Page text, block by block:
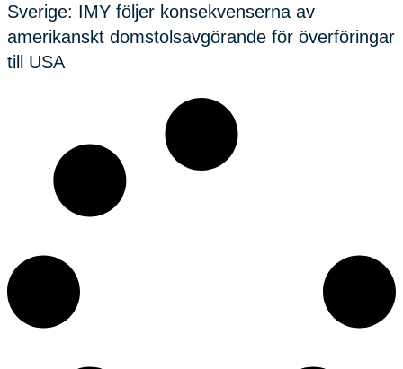
Sverige: IMY följer konsekvenserna av
amerikanskt domstolsavgörande för överföringar
till USA